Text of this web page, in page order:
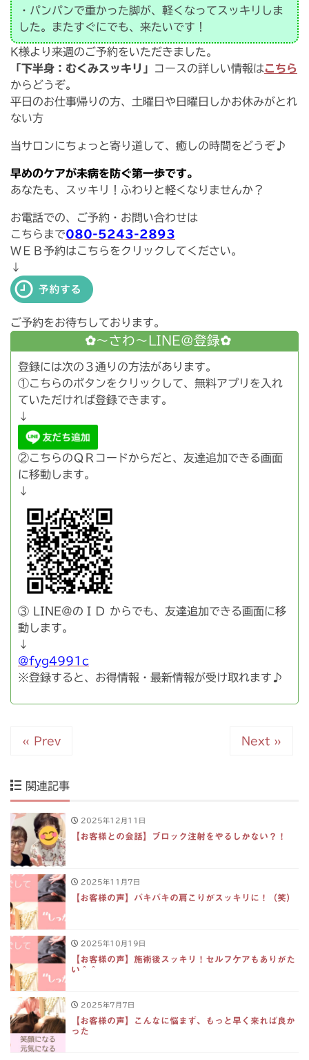
・パンパンで重かった脚が、軽くなってスッキリしま
した。またすぐにでも、来たいです！
K様より来週のご予約をいただきました。
「下半身：むくみスッキリ」
コースの詳しい情報はこちら
からどうぞ。
平日のお仕事帰りの方、土曜日や日曜日しかお休みがとれ
ない方
当サロンにちょっと寄り道して、癒しの時間をどうぞ♪
早めのケアが未病を防ぐ第一歩です。
あなたも、スッキリ！ふわりと軽くなりませんか？
お電話での、ご予約・お問い合わせは
こちらまで080-5243-2893
ＷＥＢ予約はこちらをクリックしてください。
↓
ご予約をお待ちしております。
✿〜さわ〜LINE＠登録✿
登録には次の３通りの方法があります。
①こちらのボタンをクリックして、無料アプリを入れ
ていただければ登録できます。
↓
②こちらのＱＲコードからだと、友達追加できる画面
に移動します。
↓
③ LINE＠のＩＤ からでも、友達追加できる画面に移
動します。
↓
@fyg4991c
※登録すると、お得情報・最新情報が受け取れます♪
« Prev Next »
関連記事
2025年12月11日
【お客様との会話】ブロック注射をやるしかない？！
2025年11月7日
【お客様の声】バキバキの肩こりがスッキリに！（笑）
2025年10月19日
【お客様の声】施術後スッキリ！セルフケアもありがた
い＾＾
2025年7月7日
【お客様の声】こんなに悩まず、もっと早く来れば良か
った